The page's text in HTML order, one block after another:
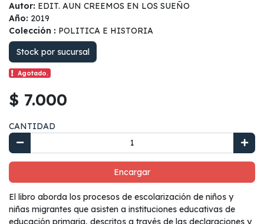
Autor: EDIT. AUN CREEMOS EN LOS SUEÑO
Año: 2019
Colección : POLITICA E HISTORIA
Stock por sucursal
Agotado.
$ 7.000
CANTIDAD
Encargar
El libro aborda los procesos de escolarización de niños y
niñas migrantes que asisten a instituciones educativas de
educación primaria, descritos a través de las declaraciones y